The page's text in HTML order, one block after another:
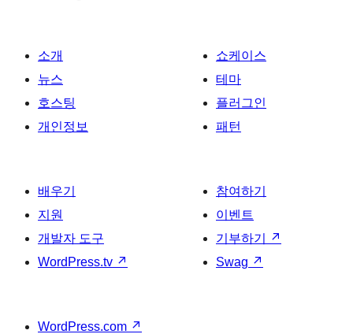
소개
뉴스
호스팅
개인정보
쇼케이스
테마
플러그인
패턴
배우기
지원
개발자 도구
WordPress.tv ↗
참여하기
이벤트
기부하기
↗
Swag ↗
WordPress.com ↗